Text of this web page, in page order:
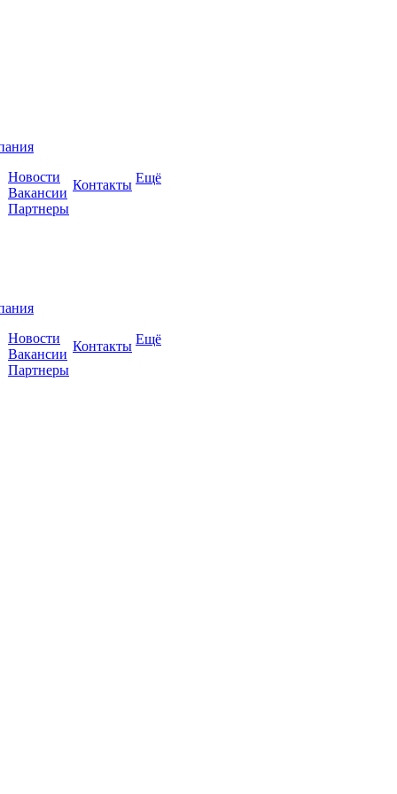
Новости
Вакансии
Партнеры
Контакты Ещё
Новости
Вакансии
Партнеры
Контакты Ещё